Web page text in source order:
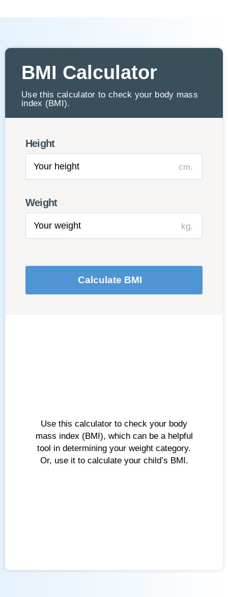
BMI Calculator
Use this calculator to check your body mass
index (BMI).
Height
cm.
Weight
kg.
Calculate BMI
Use this calculator to check your body
mass index (BMI), which can be a helpful
tool in determining your weight category.
Or, use it to calculate your child’s BMI.